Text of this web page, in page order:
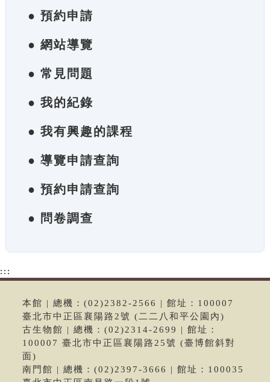
● 預約申請
● 網站導覽
● 常見問題
● 我的紀錄
● 我有興趣的課程
● 導覽申請查詢
● 預約申請查詢
● 問卷調查
:::
本館 | 總機：(02)2382-2566 | 館址：100007
臺北市中正區襄陽路2號 (二二八和平公園內)
古生物館 | 總機：(02)2314-2699 | 館址：
100007 臺北市中正區襄陽路25號 (臺博館斜對
面)
南門館 | 總機：(02)2397-3666 | 館址：100035